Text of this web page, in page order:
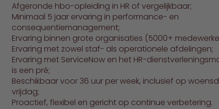
Afgeronde hbo-opleiding in HR of vergelijkbaar;
Minimaal 5 jaar ervaring in performance- en
consequentiemanagement;
Ervaring binnen grote organisaties (5000+
Ervaring met zowel staf- als operationele afdelingen;
Ervaring met ServiceNow en het HR-
is een pré;
Beschikbaar voor 36 uur per week, inclusief op
vrijdag;
Proactief, flexibel en gericht op continue verbetering.